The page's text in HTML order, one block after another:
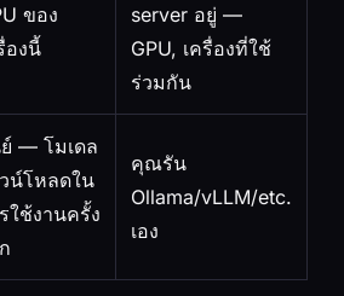
ของ
องนี้
server อยู่ —
GPU, เครื่องที่ใช้
ร่วมกัน
— โมเดล
น์โหลดใน
ใช้งานครั้ง
คุณรัน
Ollama/vLLM/etc.
เอง